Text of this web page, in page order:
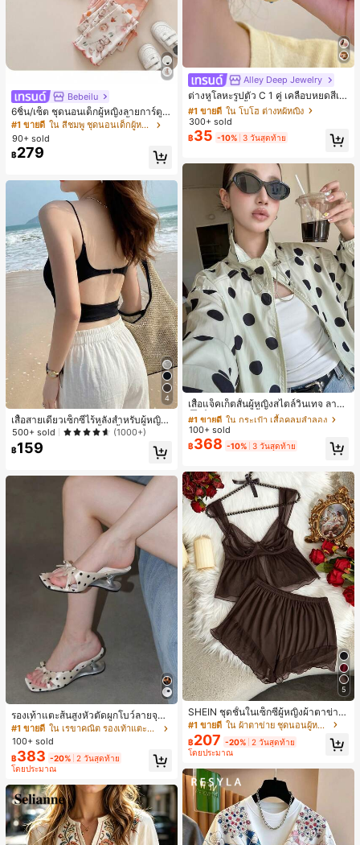
Bebeilu
6ชิ้น/เซ็ต ชุดนอนเด็กผู้หญิงลายการ์ตูน
หมีและดอกไม้ คอกลม แขนสั้น กางเกง
ขาสั้น ขอบระบาย สวมใส่สบาย
#1 ขายดี
ใน สีชมพู ชุดนอนเด็กผู้หญิง
90+ sold
฿279
4
เสื้อสายเดี่ยวเซ็กซี่ไร้หลังสำหรับผู้หญิง
พร้อมบราแบบมีฟองน้ำ, เสื้อกล้ามแขน
กุด, เสื้อลำลองสีดำสำหรับฤดูร้อน
500+ sold (1000+)
฿159
รองเท้าแตะส้นสูงหัวตัดผูกโบว์ลายจุดส
ายเดี่ยวส้นไม่สมมาตรสำหรับผู้หญิง, รอ
งเท้าแตะส้นสูงหนังเทียมสีขาวหรูหรา
สำหรับฤดูร้อน
#1 ขายดี
ใน เรขาคณิต รองเท้าแตะส้นสูงผู้หญิง
100+ sold
฿383 -20% 2 วันสุดท้าย
โดยประมาณ
Alley Deep Jewelry
ต่างหูโลหะรูปตัว C 1 คู่ เคลือบหยดสีเห
ลือง ลายจุดสีน้ำเงิน สไตล์ยุโรปและอเม
ริกัน แฟชั่นส่วนตัว หวานและสง่างาม
สำหรับผู้หญิงและเด็กหญิง สำหรับการเ
ดินทาง งานแต่งงาน ปาร์ตี้ วันเกิด ของ
#1 ขายดี ใน โบโฮ ต่างหูผู้หญิง
ลูกค้ากลับมาซื้อซ้ำ!
เกือบหมดแล้ว!
#1 ขายดี ใน โบโฮ ต่างหูผู้หญิง
ลูกค้ากลับมาซื้อซ้ำ!
เกือบหมดแล้ว!
#1 ขายดี ใน โบโฮ ต่างหูผู้หญิง
ลูกค้ากลับมาซื้อซ้ำ!
เกือบหมดแล้ว!
#1 ขายดี ใน โบโฮ ต่างหูผู้หญิง
เกือบหมดแล้ว!
300+ sold
฿35 -10% 3 วันสุดท้าย
เสื้อแจ็คเก็ตสั้นผู้หญิงสไตล์วินเทจ ลายจุ
ดขนาดใหญ่ คอตั้ง เอวเข้ารูป แขนพอง
ทรงหลวม แฟชั่นอเนกประสงค์ สำหรับใ
ส่ประจำวันและไปเที่ยวพักผ่อน
#1 ขายดี
ใน กระเป๋า เสื้อคลุมลำลอง
ลูกค้ากลับมาซื้อซ้ำ!
#1 ขายดี ใน กระเป๋า เสื้อคลุมลำลอง
ลูกค้ากลับมาซื้อซ้ำ!
#1 ขายดี ใน กระเป๋า เสื้อคลุมลำลอง
ลูกค้ากลับมาซื้อซ้ำ!
#1 ขายดี ใน กระเป๋า เสื้อคลุมลำลอง
100+ sold
฿368 -10% 3 วันสุดท้าย
5
SHEIN ชุดชั้นในเซ็กซี่ผู้หญิงผ้าตาข่าย
มีโครงคัพบาง
#1 ขายดี ใน ผ้าตาข่าย ชุดนอนผู้หญิง
฿207 -20% 2 วันสุดท้าย
โดยประมาณ